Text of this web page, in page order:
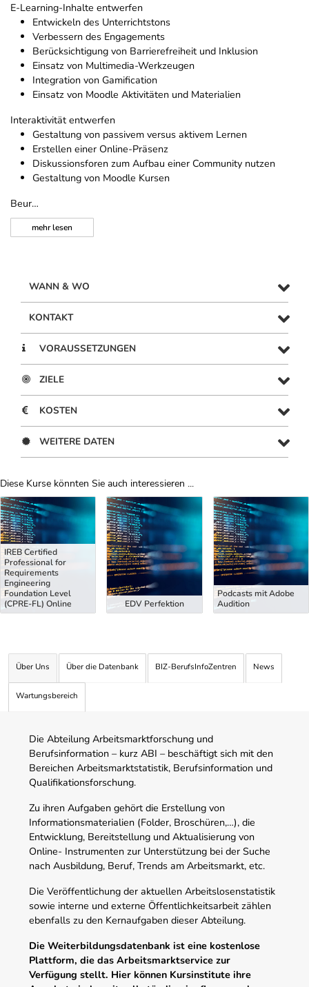
E-Learning-Inhalte entwerfen
Entwickeln des Unterrichtstons
Verbessern des Engagements
Berücksichtigung von Barrierefreiheit und Inklusion
Einsatz von Multimedia-Werkzeugen
Integration von Gamification
Einsatz von Moodle Aktivitäten und Materialien
Interaktivität entwerfen
Gestaltung von passivem versus aktivem Lernen
Erstellen einer Online-Präsenz
Diskussionsforen zum Aufbau einer Community nutzen
Gestaltung von Moodle Kursen
Beur…
mehrlesen
WANN & WO
KONTAKT
VORAUSSETZUNGEN
ZIELE
KOSTEN
WEITERE DATEN
Diese Kurse könnten Sie auch interessieren ...
Uber Weiterbildungsvorschläge
IREB Certified
Professional for
Requirements
Engineering
Foundation Level
(CPRE-FL) Online
EDV Perfektion
Podcasts mit Adobe
Audition
Über Uns Über die Datenbank BIZ-BerufsInfoZentren News
Wartungsbereich
Die Abteilung Arbeitsmarktforschung und
Berufsinformation – kurz ABI – beschäftigt sich mit den
Bereichen Arbeitsmarktstatistik, Berufsinformation und
Qualifikationsforschung.
Zu ihren Aufgaben gehört die Erstellung von
Informationsmaterialien (Folder, Broschüren,…), die
Entwicklung, Bereitstellung und Aktualisierung von
Online- Instrumenten zur Unterstützung bei der Suche
nach Ausbildung, Beruf, Trends am Arbeitsmarkt, etc.
Die Veröffentlichung der aktuellen Arbeitslosenstatistik
sowie interne und externe Öffentlichkeitsarbeit zählen
ebenfalls zu den Kernaufgaben dieser Abteilung.
Die Weiterbildungsdatenbank ist eine kostenlose
Plattform, die das Arbeitsmarktservice zur
Verfügung stellt. Hier können Kursinstitute ihre